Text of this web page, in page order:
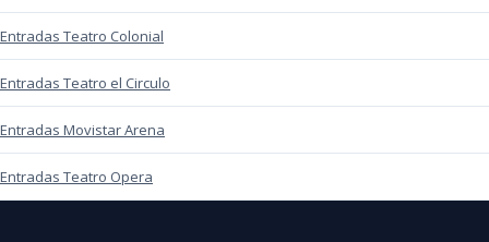
Entradas Teatro Colonial
Entradas Teatro el Circulo
Entradas Movistar Arena
Entradas Teatro Opera